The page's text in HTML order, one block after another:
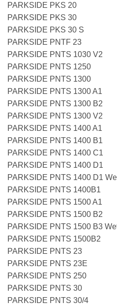
PARKSIDE PKS 20
PARKSIDE PKS 30
PARKSIDE PKS 30 S
PARKSIDE PNTF 23
PARKSIDE PNTS 1030 V2
PARKSIDE PNTS 1250
PARKSIDE PNTS 1300
PARKSIDE PNTS 1300 A1
PARKSIDE PNTS 1300 B2
PARKSIDE PNTS 1300 V2
PARKSIDE PNTS 1400 A1
PARKSIDE PNTS 1400 B1
PARKSIDE PNTS 1400 C1
PARKSIDE PNTS 1400 D1
PARKSIDE PNTS 1400 D1
PARKSIDE PNTS 1400B1
PARKSIDE PNTS 1500 A1
PARKSIDE PNTS 1500 B2
PARKSIDE PNTS 1500 B3
PARKSIDE PNTS 1500B2
PARKSIDE PNTS 23
PARKSIDE PNTS 23E
PARKSIDE PNTS 250
PARKSIDE PNTS 30
PARKSIDE PNTS 30/4